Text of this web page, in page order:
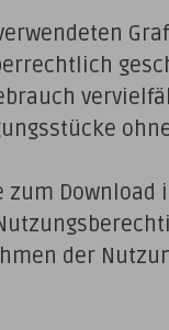
Download
der